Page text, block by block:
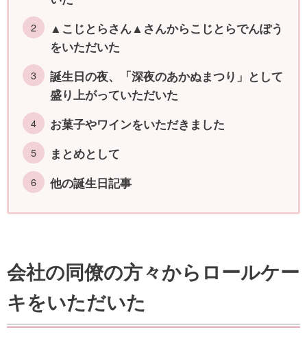
▲こじとらさん▲さんからこじとらでんぽう
をいただいた
誕生日の夜、「深夜のあかぬまつり」として
盛り上がっていただいた
お菓子やワインをいただきました
まとめとして
他の誕生日記事
会社の同僚の方々からロールケー
キをいただいた